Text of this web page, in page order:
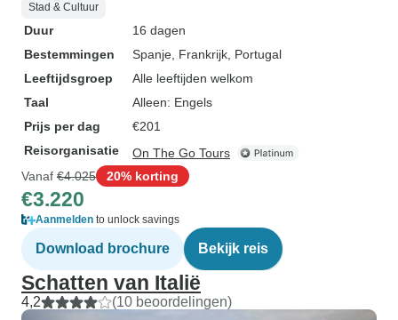
Stad & Cultuur
Duur
16 dagen
Bestemmingen
Spanje , Frankrijk , Portugal
Leeftijdsgroep
Alle leeftijden welkom
Taal
Alleen: Engels
Prijs per dag
€201
Reisorganisatie
On The Go Tours
Vanaf €4.025 20% korting
€3.220
Aanmelden to unlock savings
Download brochure Bekijk reis
Schatten van Italië
4,2 (10 beoordelingen)